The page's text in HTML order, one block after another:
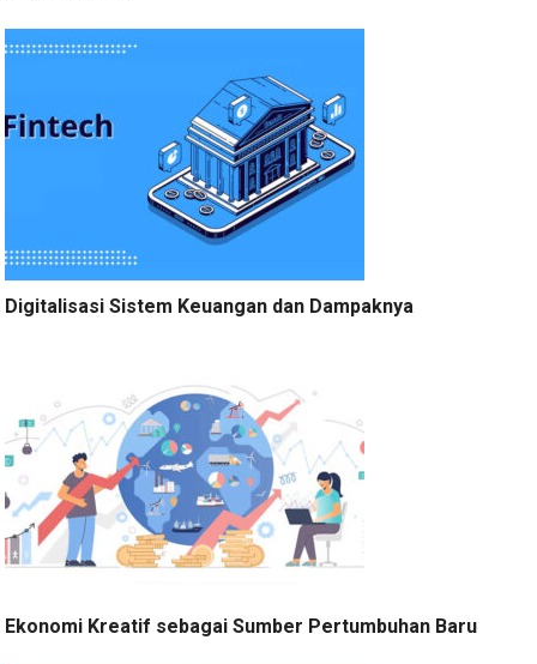
Digitalisasi Sistem Keuangan dan Dampaknya
Ekonomi Kreatif sebagai Sumber Pertumbuhan Baru